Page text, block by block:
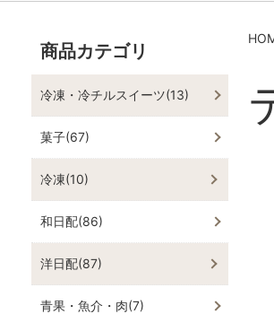
商品カテゴリ
冷凍・冷チルスイーツ(13)
菓子(67)
冷凍(10)
和日配(86)
洋日配(87)
青果・魚介・肉(7)